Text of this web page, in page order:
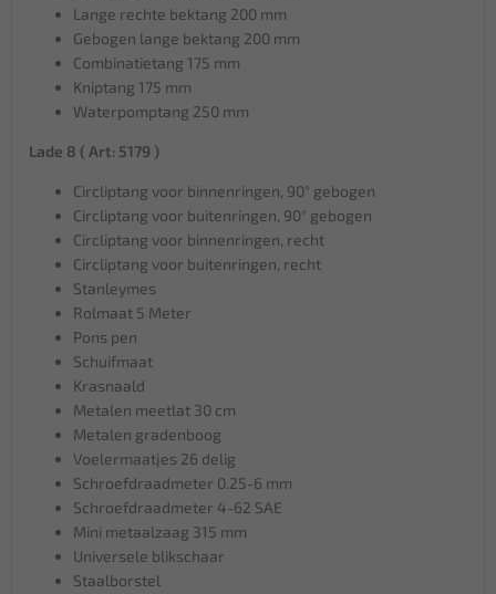
Lange rechte bektang 200 mm
Gebogen lange bektang 200 mm
Combinatietang 175 mm
Kniptang 175 mm
Waterpomptang 250 mm
Lade 8 ( Art: 5179 )
Circliptang voor binnenringen, 90° gebogen
Circliptang voor buitenringen, 90° gebogen
Circliptang voor binnenringen, recht
Circliptang voor buitenringen, recht
Stanleymes
Rolmaat 5 Meter
Pons pen
Schuifmaat
Krasnaald
Metalen meetlat 30 cm
Metalen gradenboog
Voelermaatjes 26 delig
Schroefdraadmeter 0.25-6 mm
Schroefdraadmeter 4-62 SAE
Mini metaalzaag 315 mm
Universele blikschaar
Staalborstel